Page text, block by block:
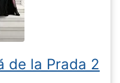
de la Prada 2